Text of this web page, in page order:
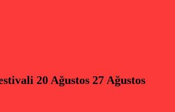
20 Ağustos 27 Ağustos